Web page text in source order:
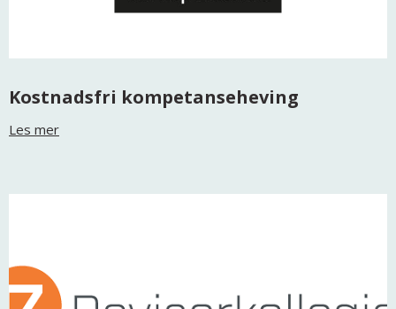
Kostnadsfri kompetanseheving
Les mer